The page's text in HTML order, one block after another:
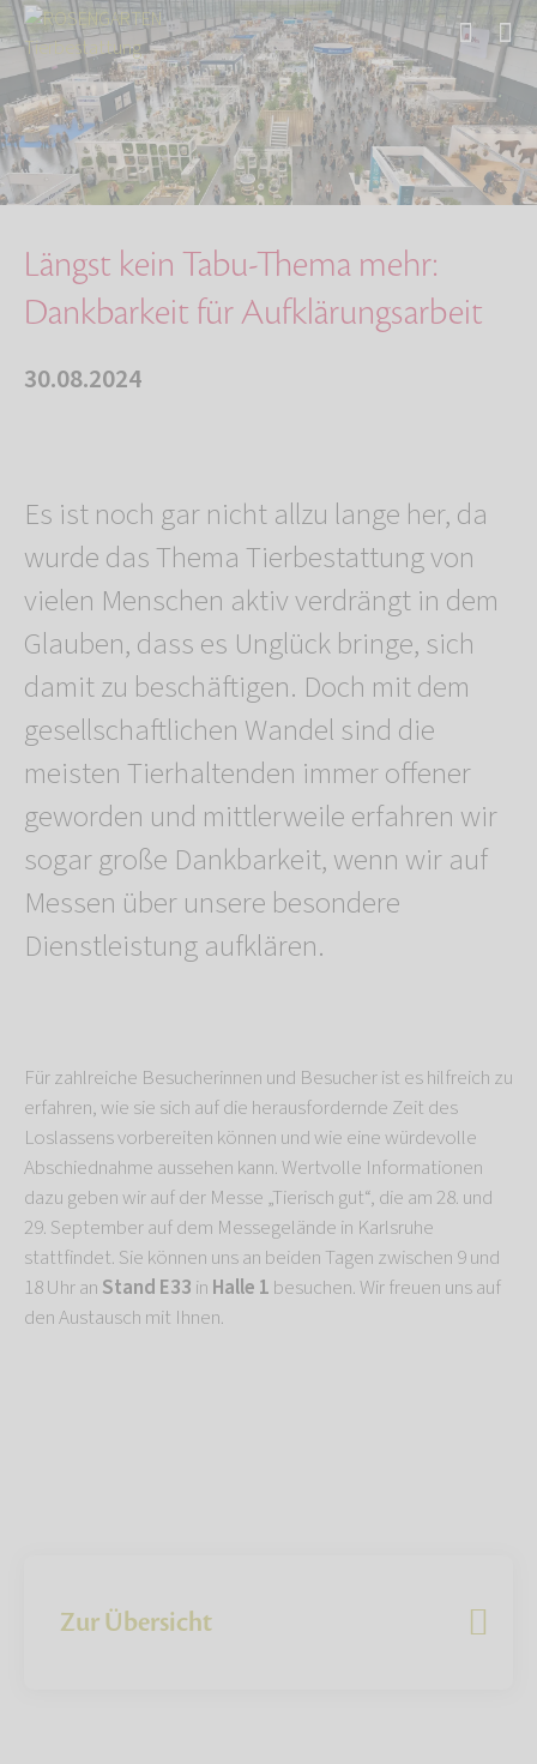
Start Über uns
Aktuelles
Längst kein Tabu-Thema mehr: Dankbarkeit für …
Längst kein Tabu-Thema mehr:
Dankbarkeit für Aufklärungsarbeit
30.08.2024
Es ist noch gar nicht allzu lange her, da
wurde das Thema Tierbestattung von
vielen Menschen aktiv verdrängt in dem
Glauben, dass es Unglück bringe, sich
damit zu beschäftigen. Doch mit dem
gesellschaftlichen Wandel sind die
meisten Tierhaltenden immer offener
geworden und mittlerweile erfahren wir
sogar große Dankbarkeit, wenn wir auf
Messen über unsere besondere
Dienstleistung aufklären.
Für zahlreiche Besucherinnen und Besucher ist es hilfreich zu
erfahren, wie sie sich auf die herausfordernde Zeit des
Loslassens vorbereiten können und wie eine würdevolle
Abschiednahme aussehen kann. Wertvolle Informationen
dazu geben wir auf der Messe „Tierisch gut“, die am 28. und
29. September auf dem Messegelände in Karlsruhe
stattfindet. Sie können uns an beiden Tagen zwischen 9 und
18 Uhr an Stand E33 in Halle 1 besuchen. Wir freuen uns auf
den Austausch mit Ihnen.
Zur Übersicht